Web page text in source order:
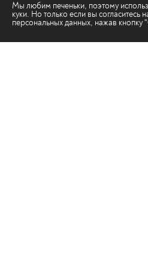
Мы любим печеньки, поэтому
куки. Но только если вы согласитесь
персональных данных, нажав кнопку